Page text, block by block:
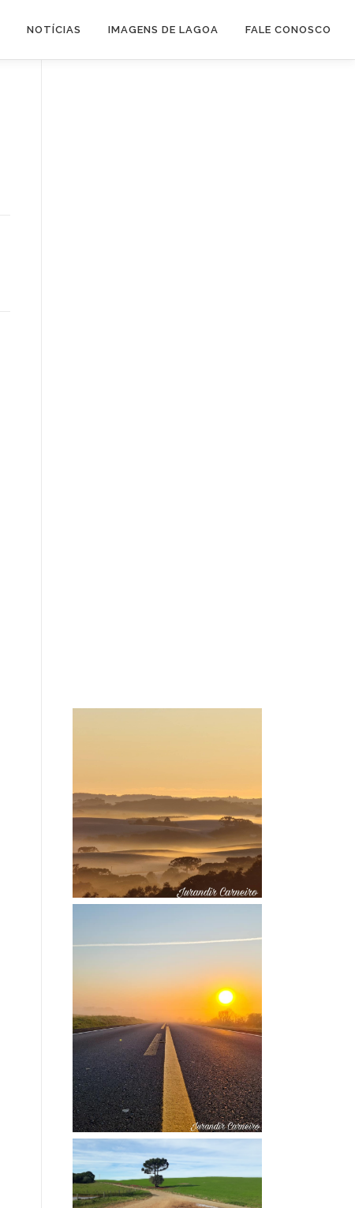
NOTÍCIAS IMAGENS DE LAGOA FALE CONOSCO